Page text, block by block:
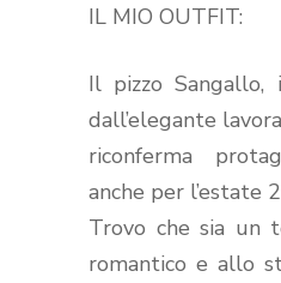
IL MIO OUTFIT:
Il pizzo Sangallo,
dall’elegante
riconferma
anche per l’estate
Trovo che sia un
romantico e allo